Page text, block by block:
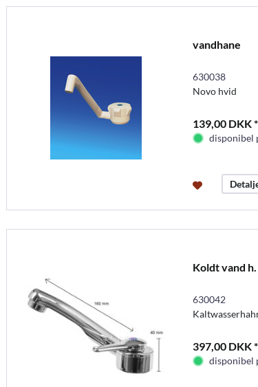
vandhane
630038
Novo hvid
139,00 DKK *
disponibel
Koldt vand
630042
397,00 DKK *
disponibel